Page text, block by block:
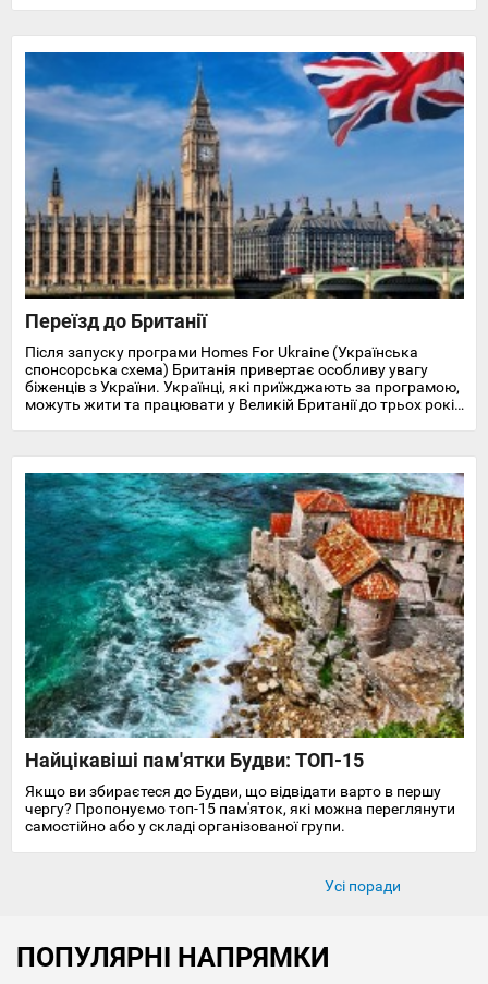
Червоного моря.
Переїзд до Британії
Після запуску програми Homes For Ukraine (Українська
спонсорська схема) Британія привертає особливу увагу
біженців з України. Українці, які приїжджають за програмою,
можуть жити та працювати у Великій Британії до трьох років
Найцікавіші пам'ятки Будви: ТОП-15
Якщо ви збираєтеся до Будви, що відвідати варто в першу
чергу? Пропонуємо топ-15 пам'яток, які можна переглянути
самостійно або у складі організованої групи.
Усі поради
ПОПУЛЯРНІ НАПРЯМКИ